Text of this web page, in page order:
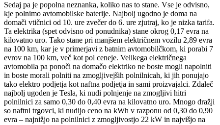
Sedaj pa je popolna neznanka, koliko nas to stane. Vse je odvisno,
kje polnimo avtomobilske baterije. Najbolj ugodno je doma na
domači vtičnici od 10. ure zvečer do 6. ure zjutraj, ko je nizka tarifa.
Ta elektrika (spet odvisno od ponudnika) stane okrog 0,17 evra na
kilovatno uro. Tako stane pri manjšem električnem vozilu 2,89 evra
na 100 km, kar je v primerjavi z batnim avtomobilčkom, ki porabi 7
evrov na 100 km, več kot pol ceneje. Velikega električnega
avtomobila pa ponoči na domačo elektriko ne boste mogli napolniti
in boste morali polniti na zmogljivejših polnilnicah, ki jih ponujajo
tako elektro podjetja kot naftna podjetja in sami proizvajalci. Zdaleč
najbolj ugoden je Tesla, ki nudi polnjenje na zmogljivi hitri
polnilnici za samo 0,30 do 0,40 evra na kilovatno uro. Mnogo dražji
so naftni trgovci, ki nudijo ceno na kWh v razponu od 0,30 do 0,90
evra – najnižjo na polnilnici z zmogljivostjo 22 kW in najvišjo na